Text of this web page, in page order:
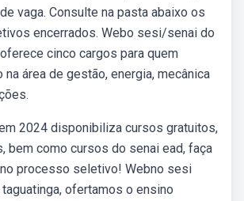
vaga. Consulte na pasta abaixo os
encerrados. Webo sesi/senai do
cinco cargos para quem
na área de gestão, energia, mecânica
2024 disponibiliza cursos gratuitos,
bem como cursos do senai ead, faça
processo seletivo! Webno sesi
ofertamos o ensino